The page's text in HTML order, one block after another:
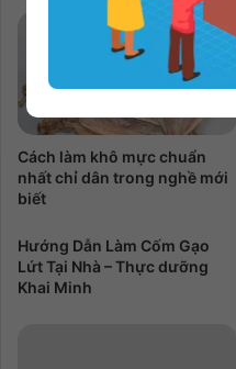
Cách làm khô mực chuẩn
nhất chỉ dân trong nghề mới
biết
Hướng Dẫn Làm Cốm Gạo
Lứt Tại Nhà – Thực dưỡng
Khai Minh